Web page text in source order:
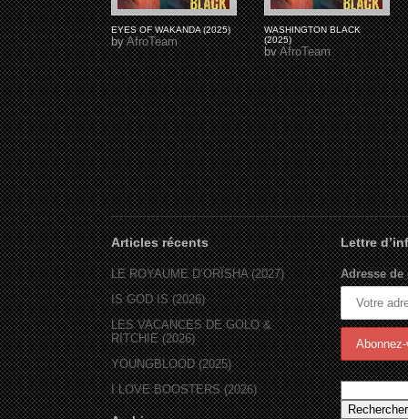
EYES OF WAKANDA (2025)
byAfroTeam
WASHINGTON BLACK
(2025)
byAfroTeam
Articles récents
LE ROYAUME D’ORÏSHA (2027)
IS GOD IS (2026)
LES VACANCES DE GOLO &
RITCHIE (2026)
YOUNGBLOOD (2025)
I LOVE BOOSTERS (2026)
Lettre
Adresse